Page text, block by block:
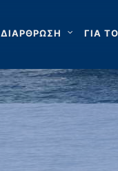
ΔΙΑΡΘΡΩΣΗ ΓΙΑ